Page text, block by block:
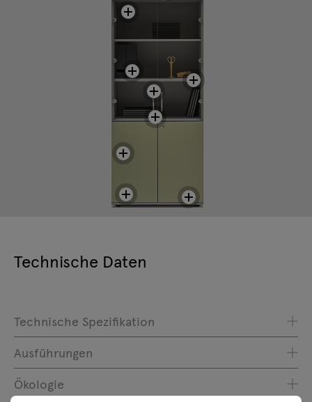
Technische Daten
Technische Spezifikation
Ausführungen
Ökologie